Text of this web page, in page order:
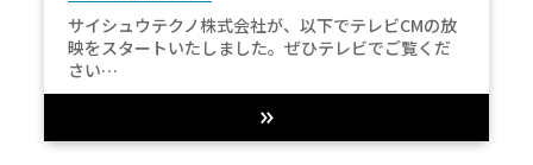
サイシュウテクノ株式会社が、以下でテレビCMの放
映をスタートいたしました。ぜひテレビでご覧くだ
さい…